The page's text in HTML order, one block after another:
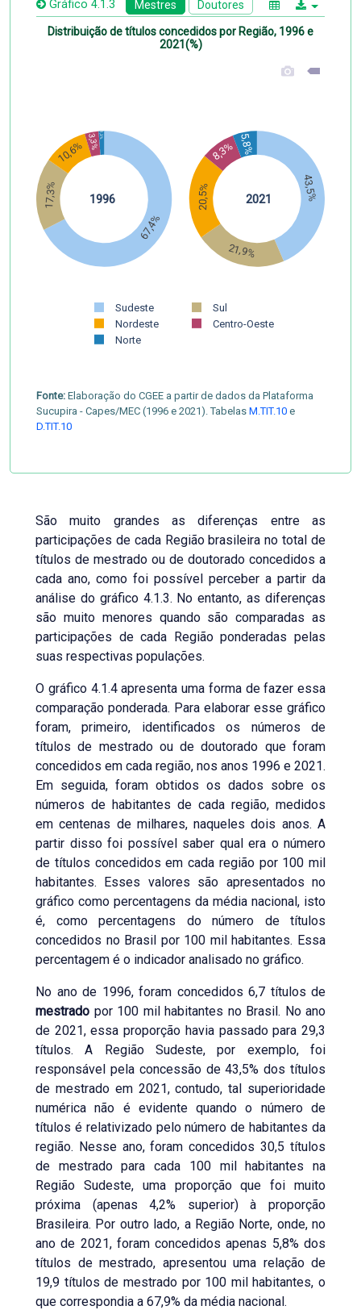
Gráfico 4.1.3 Mestres Doutores
Distribuição de títulos concedidos por Região, 1996 e
2021(%)
43,5%
21,9%
20,5%
8,3% 5,8%
67,4%
17,3%
10,6% 3,3%1,3%
Sudeste
Sul
Nordeste
Centro-Oeste
Norte
1996 2021
Fonte: Elaboração do CGEE a partir de dados da Plataforma
Sucupira - Capes/MEC (1996 e 2021). Tabelas M.TIT.10 e
D.TIT.10
São muito grandes as diferenças entre as
participações de cada Região brasileira no total de
títulos de mestrado ou de doutorado concedidos a
cada ano, como foi possível perceber a partir da
análise do gráfico 4.1.3. No entanto, as diferenças
são muito menores quando são comparadas as
participações de cada Região ponderadas pelas
suas respectivas populações.
O gráfico 4.1.4 apresenta uma forma de fazer essa
comparação ponderada. Para elaborar esse gráfico
foram, primeiro, identificados os números de
títulos de mestrado ou de doutorado que foram
concedidos em cada região, nos anos 1996 e 2021.
Em seguida, foram obtidos os dados sobre os
números de habitantes de cada região, medidos
em centenas de milhares, naqueles dois anos. A
partir disso foi possível saber qual era o número
de títulos concedidos em cada região por 100 mil
habitantes. Esses valores são apresentados no
gráfico como percentagens da média nacional, isto
é, como percentagens do número de títulos
concedidos no Brasil por 100 mil habitantes. Essa
percentagem é o indicador analisado no gráfico.
No ano de 1996, foram concedidos 6,7 títulos de
mestrado por 100 mil habitantes no Brasil. No ano
de 2021, essa proporção havia passado para 29,3
títulos. A Região Sudeste, por exemplo, foi
responsável pela concessão de 43,5% dos títulos
de mestrado em 2021, contudo, tal superioridade
numérica não é evidente quando o número de
títulos é relativizado pelo número de habitantes da
região. Nesse ano, foram concedidos 30,5 títulos
de mestrado para cada 100 mil habitantes na
Região Sudeste, uma proporção que foi muito
próxima (apenas 4,2% superior) à proporção
Brasileira. Por outro lado, a Região Norte, onde, no
ano de 2021, foram concedidos apenas 5,8% dos
títulos de mestrado, apresentou uma relação de
19,9 títulos de mestrado por 100 mil habitantes, o
que correspondia a 67,9% da média nacional.